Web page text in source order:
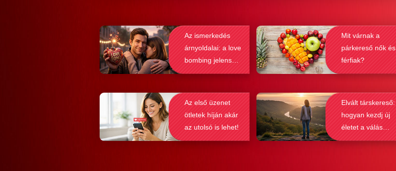
nagyon könnyen és gyorsan lehet sikereket
elérni a flörtölésben. A legfőbb kérdés
azonban az, hogy ezek az alkalmazások
valóban hozzásegítenek-e minket egy
hatékonyság, amit ad, nehezen
felülmúlható.
Az ismerkedés
árnyoldalai: a love
bombing jelenség
felismerése
Mit várnak a
párkereső nők és
férfiak?
Az első üzenet
ötletek híján akár
az utolsó is lehet!
Elvált társkereső:
hogyan kezdj új
életet a válás
után?